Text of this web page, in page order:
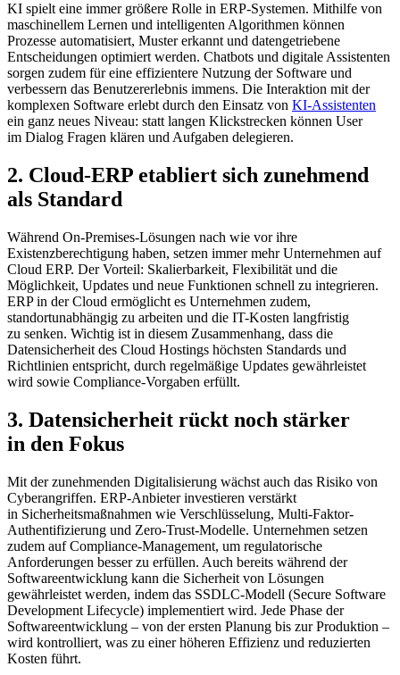
KI spielt eine immer größere Rolle in ERP-Systemen. Mithilfe von
maschinellem Lernen und intelligenten Algorithmen können
Prozesse automatisiert, Muster erkannt und datengetriebene
Entscheidungen optimiert werden. Chatbots und digitale Assistenten
sorgen zudem für eine effizientere Nutzung der Software und
verbessern das Benutzererlebnis immens. Die Interaktion mit der
komplexen Software erlebt durch den Einsatz von KI-Assistenten
ein ganz neues Niveau: statt langen Klickstrecken können User
im Dialog Fragen klären und Aufgaben delegieren.
2. Cloud-ERP etabliert sich zunehmend
als Standard
Während On-Premises-Lösungen nach wie vor ihre
Existenzberechtigung haben, setzen immer mehr Unternehmen auf
Cloud ERP. Der Vorteil: Skalierbarkeit, Flexibilität und die
Möglichkeit, Updates und neue Funktionen schnell zu integrieren.
ERP in der Cloud ermöglicht es Unternehmen zudem,
standortunabhängig zu arbeiten und die IT-Kosten langfristig
zu senken. Wichtig ist in diesem Zusammenhang, dass die
Datensicherheit des Cloud Hostings höchsten Standards und
Richtlinien entspricht, durch regelmäßige Updates gewährleistet
wird sowie Compliance-Vorgaben erfüllt.
3. Datensicherheit rückt noch stärker
in den Fokus
Mit der zunehmenden Digitalisierung wächst auch das Risiko von
Cyberangriffen. ERP-Anbieter investieren verstärkt
in Sicherheitsmaßnahmen wie Verschlüsselung, Multi-Faktor-
Authentifizierung und Zero-Trust-Modelle. Unternehmen setzen
zudem auf Compliance-Management, um regulatorische
Anforderungen besser zu erfüllen. Auch bereits während der
Softwareentwicklung kann die Sicherheit von Lösungen
gewährleistet werden, indem das SSDLC-Modell (Secure Software
Development Lifecycle) implementiert wird. Jede Phase der
Softwareentwicklung – von der ersten Planung bis zur Produktion –
wird kontrolliert, was zu einer höheren Effizienz und reduzierten
Kosten führt.